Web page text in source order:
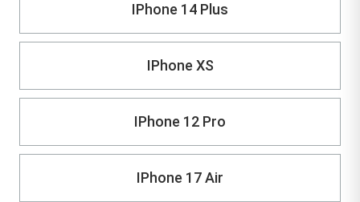
IPhone 14 Plus
IPhone XS
IPhone 12 Pro
IPhone 17 Air